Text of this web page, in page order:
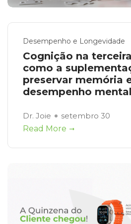
Desempenho e Longevidade
Cognição na
como a
preservar memória
desempenho mental
Dr. Joie
setembro 30
Read More